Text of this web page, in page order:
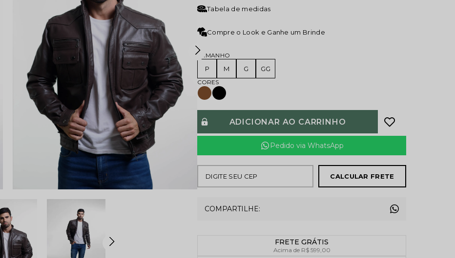
Tabela de medidas
Compre o Look e Ganhe um Brinde
TAMANHO
P M G GG
ADICIONAR AO CARRINHO
Pedido via WhatsApp
CALCULAR FRETE
COMPARTILHE:
FRETE GRÁTIS
Acima de R$ 599,00